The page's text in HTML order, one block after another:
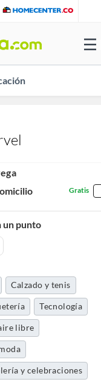
Gratis
un punto
Calzado y tenis
Tecnología
libre
y celebraciones